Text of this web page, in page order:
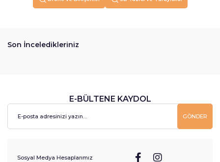
Son İnceledikleriniz
E-BÜLTENE KAYDOL
GÖNDER
Sosyal Medya Hesaplarımız